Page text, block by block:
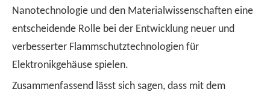
Nanotechnologie und den Materialwissenschaften eine
entscheidende Rolle bei der Entwicklung neuer und
verbesserter Flammschutztechnologien für
Elektronikgehäuse spielen.
Zusammenfassend lässt sich sagen, dass mit dem